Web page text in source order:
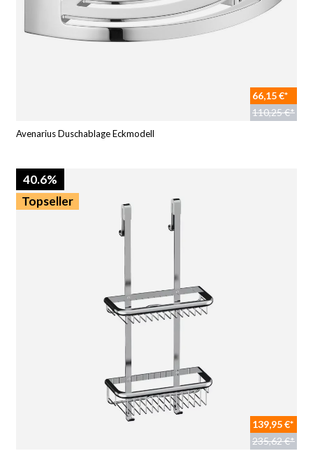
66,15 €*
110,25 €*
Avenarius Duschablage Eckmodell
40.6%
Topseller
139,95 €*
235,62 €*